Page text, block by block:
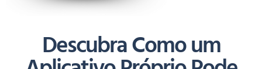
Descubra Como um